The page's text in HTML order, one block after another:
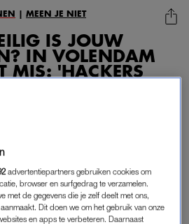
IS JOUW
IN VOLENDAM
MIS: 'HACKERS
LIVE IN
KIJKEN'
MEEN JE NIET
ligt zónder dat je elke keer die
lopen: babyfoons met camera’s
vaak ookgemakkelijk te
in Volendam.
advertentiepartners gebruiken cookies om
browser en surfgedrag te verzamelen.
met de gegevens die je zelf deelt met ons,
Dit doen we om het gebruik van onze
en apps te verbeteren. Daarnaast